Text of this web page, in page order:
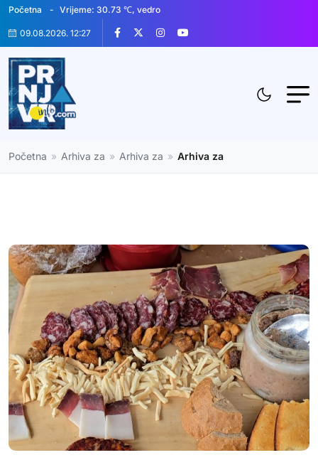
Početna Vrijeme: 30.73 ℃, vedro
09.08.2026. 12:27
Početna » Arhiva za » Arhiva za » Arhiva za